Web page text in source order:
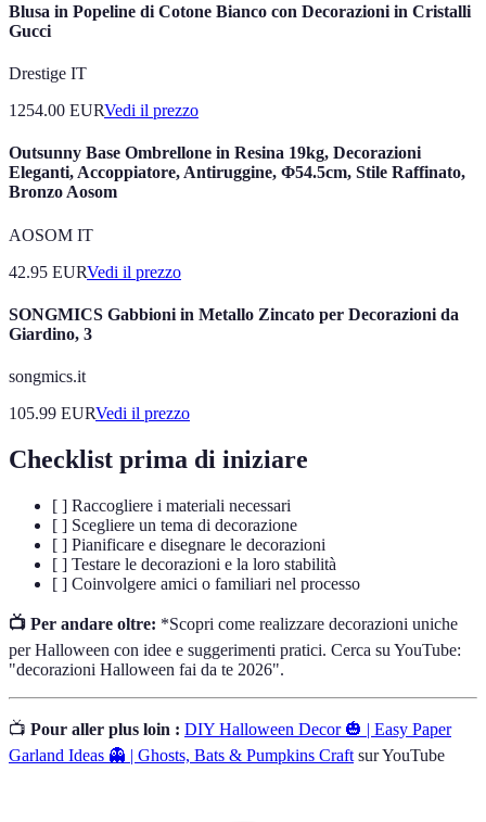
Blusa in Popeline di Cotone Bianco con Decorazioni in Cristalli
Gucci
Drestige IT
1254.00 EURVedi il prezzo
Outsunny Base Ombrellone in Resina 19kg, Decorazioni
Eleganti, Accoppiatore, Antiruggine, Φ54.5cm, Stile Raffinato,
Bronzo Aosom
AOSOM IT
42.95 EURVedi il prezzo
SONGMICS Gabbioni in Metallo Zincato per Decorazioni da
Giardino, 3
songmics.it
105.99 EURVedi il prezzo
Checklist prima di iniziare
[ ] Raccogliere i materiali necessari
[ ] Scegliere un tema di decorazione
[ ] Pianificare e disegnare le decorazioni
[ ] Testare le decorazioni e la loro stabilità
[ ] Coinvolgere amici o familiari nel processo
📺 Per andare oltre: *Scopri come realizzare decorazioni uniche
per Halloween con idee e suggerimenti pratici. Cerca su YouTube:
"decorazioni Halloween fai da te 2026".
📺 Pour aller plus loin : DIY Halloween Decor 🎃 | Easy Paper
Garland Ideas 👻 | Ghosts, Bats & Pumpkins Craft sur YouTube